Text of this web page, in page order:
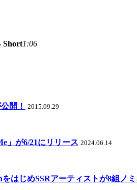
Short1:06
開！ 2015.09.29
」が6/21にリリース 2024.06.14
はじめSSRアーティストが8組ノミ